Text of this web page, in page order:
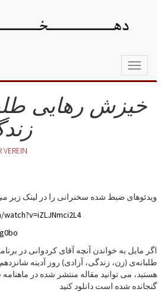
Toggle
خیزش رهایی
VEREIN
ویدئوهای ضبط شده سخنرانی را در لینک زیر می
اگر مایل به خواندن آنچه آقای کردوانی در
طلبانه‌ی (زن، زندگی، آزادی) روز آدینه
هستید، می توانید مقاله منتشر شده در ماهنامه
گنجانده شده است دانلود کنید